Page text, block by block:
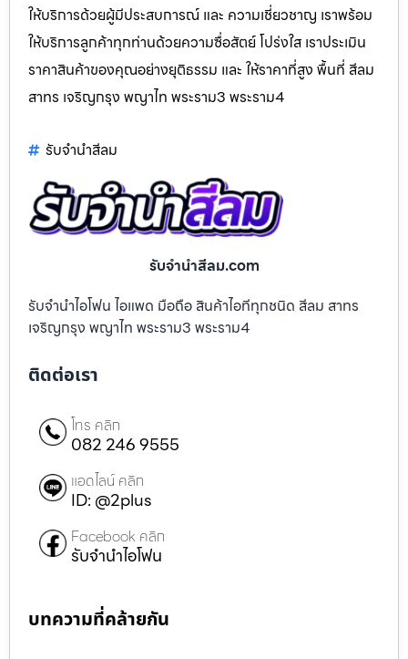
ให้บริการด้วยผู้มีประสบการณ์ และ ความเชี่ยวชาญ เราพร้อม
ให้บริการลูกค้าทุกท่านด้วยความซื่อสัตย์ โปร่งใส เราประเมิน
ราคาสินค้าของคุณอย่างยุติธรรม และ ให้ราคาที่สูง พื้นที่ สีลม
สาทร เจริญกรุง พญาไท พระราม3 พระราม4
รับจํานําสีลม
รับจํานําสีลม.com
รับจำนำไอโฟน ไอแพด มือถือ สินค้าไอทีทุกชนิด สีลม สาทร
เจริญกรุง พญาไท พระราม3 พระราม4
ติดต่อเรา
โทร คลิก
082 246 9555
แอดไลน์ คลิก
ID: @2plus
Facebook คลิก
รับจำนำไอโฟน
บทความที่คล้ายกัน